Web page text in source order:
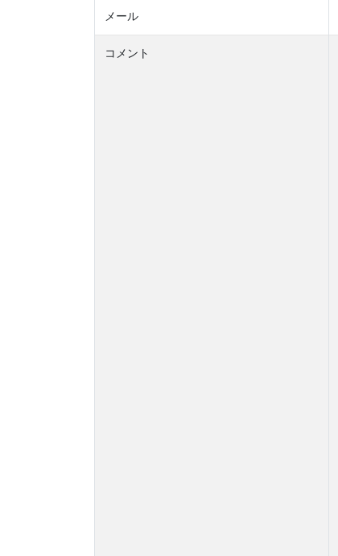
メール
コメント